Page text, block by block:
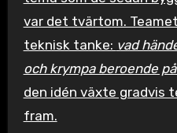
var det tvärtom.
teknisk tanke: vad
och krympa beroende
den idén växte gradvis
fram.